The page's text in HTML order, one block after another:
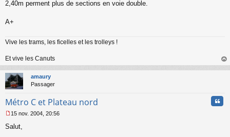
2,40m perment plus de sections en voie double.
A+
Vive les trams, les ficelles et les trolleys !
Et vive les Canuts
au
amaury
Passager
Métro C et Plateau nord
e
15 nov. 2004, 20:56
Salut,